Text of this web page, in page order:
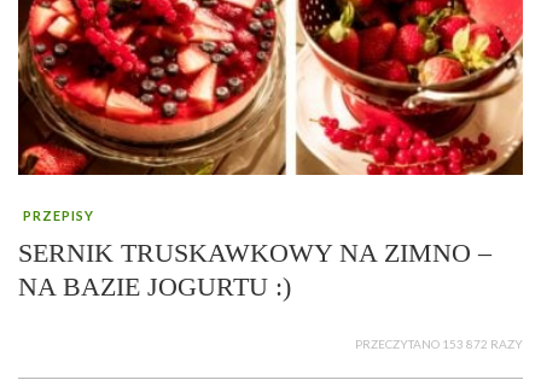
PRZEPISY
SERNIK TRUSKAWKOWY NA ZIMNO –
NA BAZIE JOGURTU :)
PRZECZYTANO 153 872 RAZY